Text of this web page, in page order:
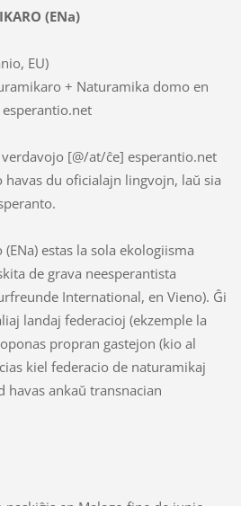
(ENa)
EU)
+ Naturamika domo en
[@/at/ĉe] esperantio.net
havas du oficialajn lingvojn, laŭ sia
estas la sola ekologiisma
de grava neesperantista
International, en Vieno). Ĝi
landaj federacioj (ekzemple la
propran gastejon (kio al
kiel federacio de naturamikaj
havas ankaŭ transnacian